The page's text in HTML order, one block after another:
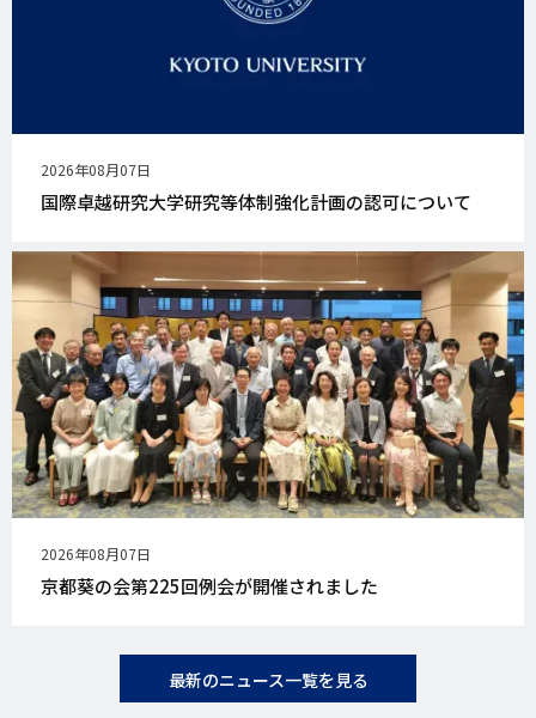
公
開
日
2026年08月07日
国際卓越研究大学研究等体制強化計画の認可について
公
開
日
2026年08月07日
京都葵の会第225回例会が開催されました
最新のニュース一覧を見る